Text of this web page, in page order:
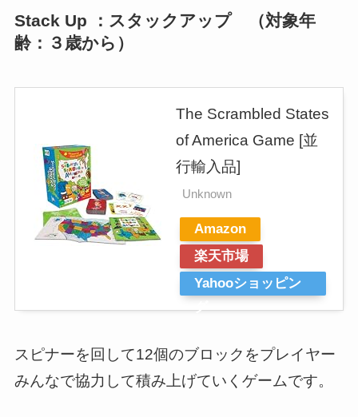
Stack Up ：スタックアップ （対象年
齢：３歳から）
The Scrambled States
of America Game [並
行輸入品]
Unknown
Amazon
楽天市場
Yahooショッピン
グ
スピナーを回して12個のブロックをプレイヤー
みんなで協力して積み上げていくゲームです。